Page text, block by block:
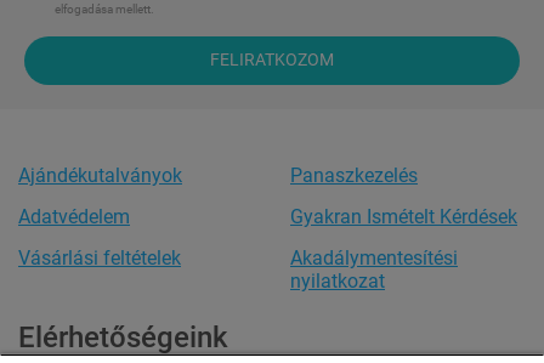
elfogadása mellett.
FELIRATKOZOM
Ajándékutalványok
Adatvédelem
Vásárlási feltételek
Panaszkezelés
Gyakran Ismételt Kérdések
Akadálymentesítési
nyilatkozat
Elérhetőségeink